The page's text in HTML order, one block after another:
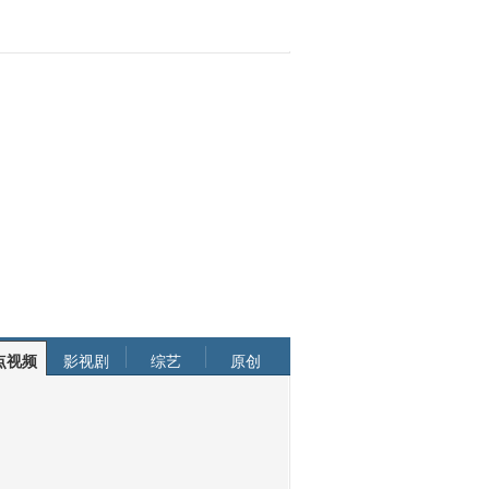
视频 影视剧 综艺 原创